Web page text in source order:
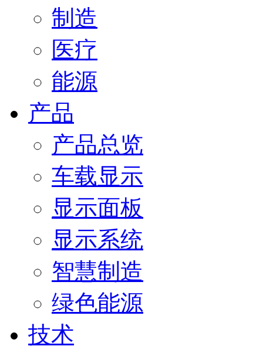
制造
医疗
能源
产品
产品总览
车载显示
显示面板
显示系统
智慧制造
绿色能源
技术